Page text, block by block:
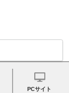
PCサイト